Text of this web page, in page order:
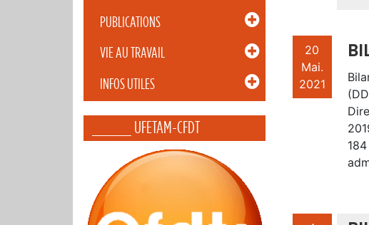
PUBLICATIONS
VIE AU TRAVAIL
INFOS UTILES
_____ UFETAM-CFDT
20
Mai.
2021